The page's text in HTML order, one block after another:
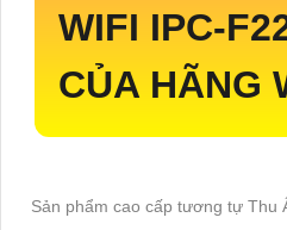
WIFI IPC-
CỦA HÃNG
Sản phẩm cao cấp tương tự Thu